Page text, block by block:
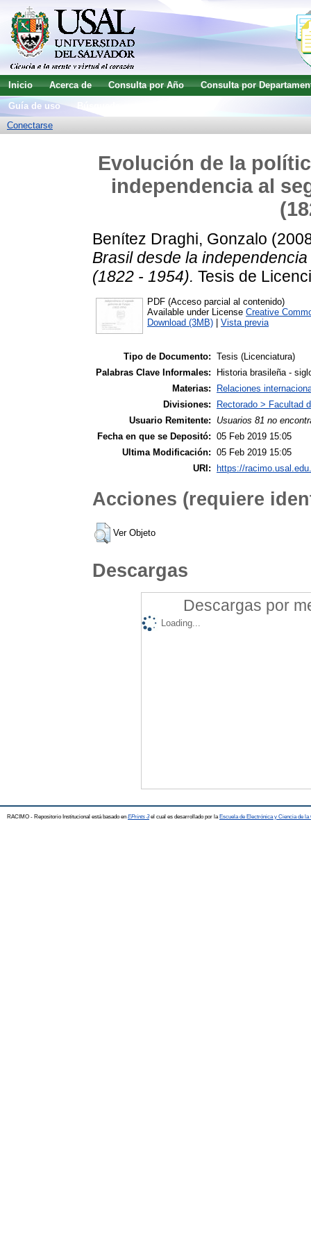
Inicio Acerca de Consulta por Año
Consulta por
Guía de uso
Conectarse
Evolución de la
independencia al
Benítez Draghi, Gonzalo
Brasil desde la
(1822 - 1954). Tesis de
PDF (Acceso parcial al contenido)
Available under License Creative
Download (3MB)
Vista previa
Tipo de Documento: Tesis (Licenciatura)
Palabras Clave Informales:
Historia brasileña -
Materias:
Relaciones
Divisiones:
Rectorado > Facultad
Usuario Remitente:
Usuarios 81 no
Fecha en que se Depositó: 05 Feb 2019 15:05
Ultima Modificación: 05 Feb 2019 15:05
URI:
https://
Acciones (requiere
Ver Objeto
Descargas
Descargas por
Loading...
RACIMO - Repositorio Institucional está basado en EPrints 3el cual es desarrollado por la Escuela de Electrónica y Ciencia de la